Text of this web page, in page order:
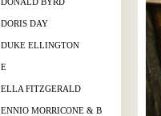
DORIS DAY
DUKE ELLINGTON
E
ELLA FITZGERALD
ENNIO MORRICONE & B